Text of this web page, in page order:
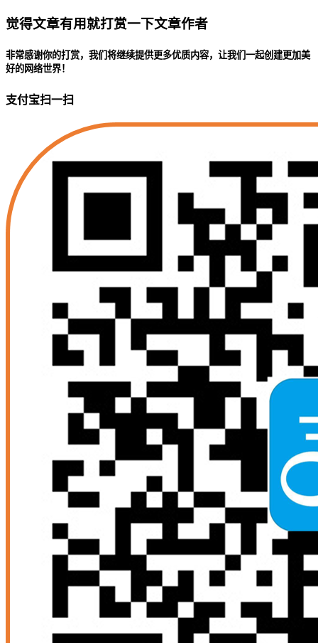
觉得文章有用就打赏一下文章作者
非常感谢你的打赏，我们将继续提供更多优质内容，让我们一起创建更加美
好的网络世界！
支付宝扫一扫